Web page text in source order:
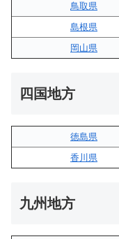
鳥取県
島根県
岡山県
四国地方
徳島県
香川県
九州地方